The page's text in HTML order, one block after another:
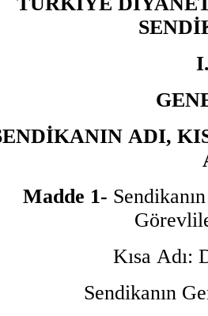
ADI,
Madde 1-
Kısa Adı:
Sendikanın